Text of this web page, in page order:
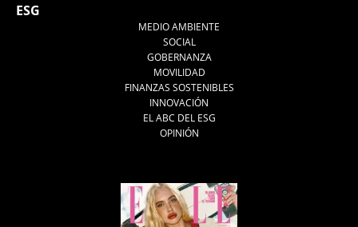
ESG
MEDIO AMBIENTE
SOCIAL
GOBERNANZA
MOVILIDAD
FINANZAS SOSTENIBLES
INNOVACIÓN
EL ABC DEL ESG
OPINIÓN